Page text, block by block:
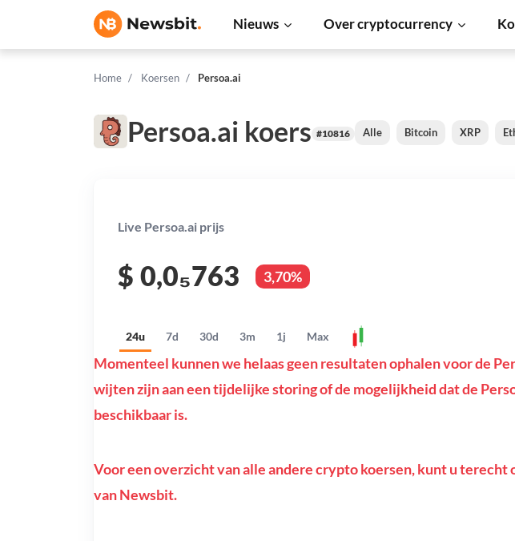
Nieuws Over cryptocurrency
Home Koersen Persoa.ai
Persoa.ai koers #10816 Alle Bitcoin XRP
Live Persoa.ai prijs
$ 0,0₅763 3,70%
24u 7d 30d 3m 1j Max
Momenteel kunnen we helaas geen resultaten ophalen voor de
wijten zijn aan een tijdelijke storing of de mogelijkheid dat de
beschikbaar is.
Voor een overzicht van alle andere crypto koersen, kunt u terecht
van Newsbit.